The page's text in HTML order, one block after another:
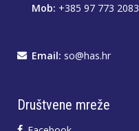
Mob: +385 97 773 2083
Email: so@has.hr
Društvene mreže